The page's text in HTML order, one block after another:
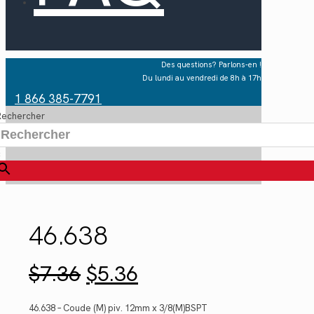
Des questions? Parlons-en !
Du lundi au vendredi de 8h à 17h
1 866 385-7791
46.638
$7.36 Le
prix
initial
$5.36prix
actuel
46.638 – Coude (M) piv. 12mm x 3/8(M)BSPT